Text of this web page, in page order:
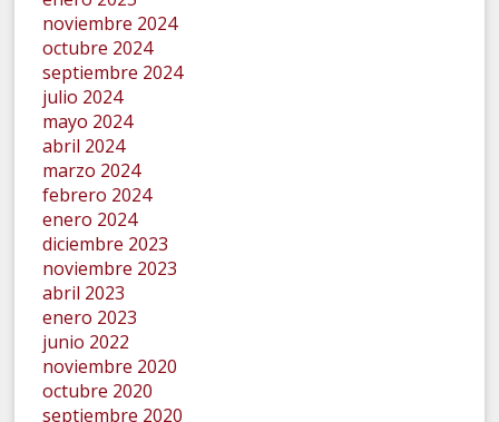
noviembre 2024
octubre 2024
septiembre 2024
julio 2024
mayo 2024
abril 2024
marzo 2024
febrero 2024
enero 2024
diciembre 2023
noviembre 2023
abril 2023
enero 2023
junio 2022
noviembre 2020
octubre 2020
septiembre 2020